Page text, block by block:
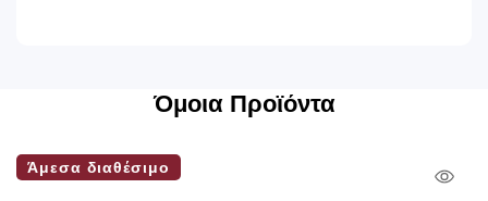
Όμοια Προϊόντα
Άμεσα διαθέσιμο